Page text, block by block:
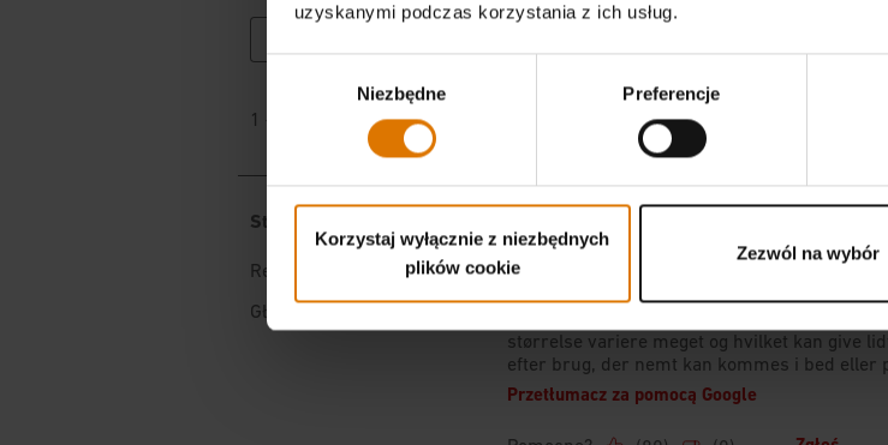
uzyskanymi podczas korzystania z ich usług.
Wybór
Niezbędne Preferencje
Korzystaj wyłącznie z niezbędnych
plików cookie
Zezwól na wybór